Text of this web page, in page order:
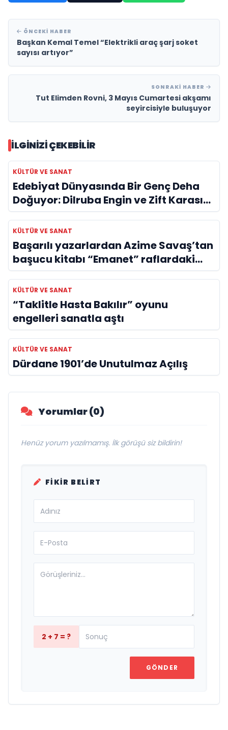
ÖNCEKI HABER
Başkan Kemal Temel “Elektrikli araç şarj soket
sayısı artıyor”
SONRAKI HABER
Tut Elimden Rovni, 3 Mayıs Cumartesi akşamı
seyircisiyle buluşuyor
İLGINIZI ÇEKEBILIR
KÜLTÜR VE SANAT
Edebiyat Dünyasında Bir Genç Deha
Doğuyor: Dilruba Engin ve Zift Karası
Evreni ‘AVENOİR’
KÜLTÜR VE SANAT
Başarılı yazarlardan Azime Savaş’tan
başucu kitabı “Emanet” raflardaki
yerini aldı
KÜLTÜR VE SANAT
“Taklitle Hasta Bakılır” oyunu
engelleri sanatla aştı
KÜLTÜR VE SANAT
Dürdane 1901’de Unutulmaz Açılış
Yorumlar (0)
Henüz yorum yazılmamış. İlk görüşü siz bildirin!
FIKIR BELIRT
2 + 7 = ?
GÖNDER